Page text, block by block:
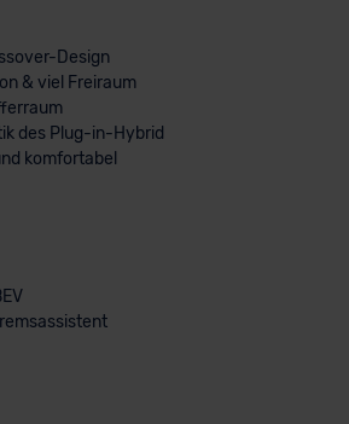
Design
& viel Freiraum
des Plug-in-Hybrid
komfortabel